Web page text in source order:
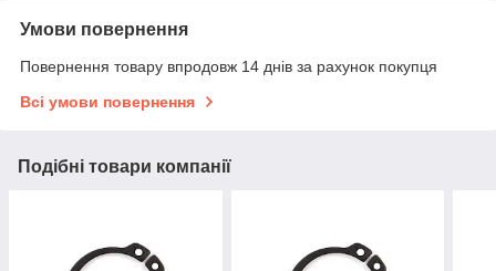
Умови повернення
Повернення товару впродовж 14 днів за рахунок покупця
Всі умови повернення
Подібні товари компанії